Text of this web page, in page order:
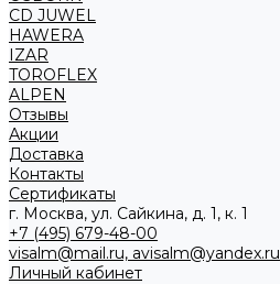
CD JUWEL
HAWERA
IZAR
TOROFLEX
ALPEN
Отзывы
Акции
Доставка
Контакты
Сертификаты
г. Москва, ул. Сайкина, д. 1, к. 1
+7 (495) 679-48-00
visalm@mail.ru, avisalm@yandex.ru
Личный кабинет